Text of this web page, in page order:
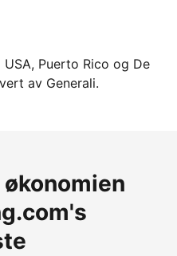
oss i dag
Puerto Rico og De
av Generali.